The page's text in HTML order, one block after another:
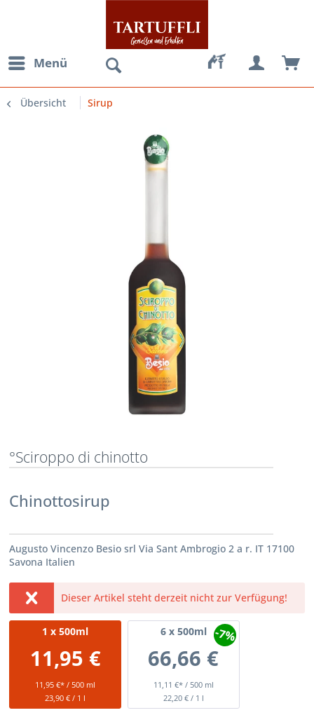
Menü
Übersicht Sirup
°Sciroppo di chinotto
Chinottosirup
Augusto Vincenzo Besio srl Via Sant Ambrogio 2 a r. IT 17100
Savona Italien
Dieser Artikel steht derzeit nicht zur Verfügung!
1 x 500ml
11,95 €
11,95 €* / 500 ml
23,90 € / 1 l
6x 500ml
66,66 €
11,11 €* / 500 ml
-7%
22,20 € / 1 l